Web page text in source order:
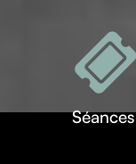
Séances